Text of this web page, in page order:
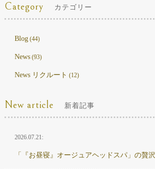
Category カテゴリー
Blog(44)
News(93)
News リクルート (12)
New article 新着記事
2026.07.21:
「『お昼寝』オージュアヘッドスパ」の贅沢